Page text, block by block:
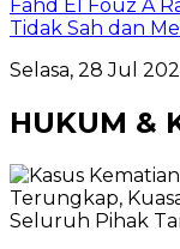
Fahd El Fouz A
Tidak Sah dan
Selasa, 28 Jul
HUKUM &